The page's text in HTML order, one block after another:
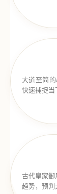
大道至简
快速捕捉当
古代皇家御
趋势，预判